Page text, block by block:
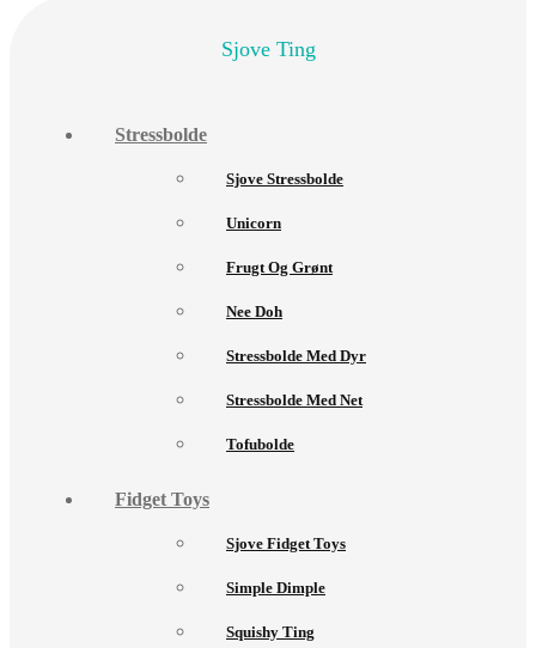
Sjove Ting
Stressbolde
Sjove Stressbolde
Unicorn
Frugt Og Grønt
Nee Doh
Stressbolde Med Dyr
Stressbolde Med Net
Tofubolde
Fidget Toys
Sjove Fidget Toys
Simple Dimple
Squishy Ting